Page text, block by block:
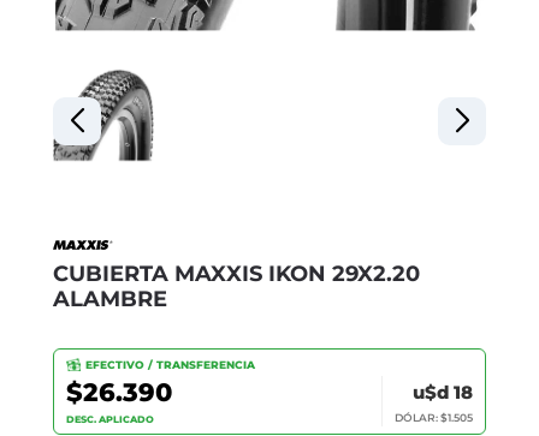
CUBIERTA MAXXIS IKON 29X2.20
ALAMBRE
EFECTIVO / TRANSFERENCIA
$26.390
DESC. APLICADO
u$d 18
DÓLAR: $1.505